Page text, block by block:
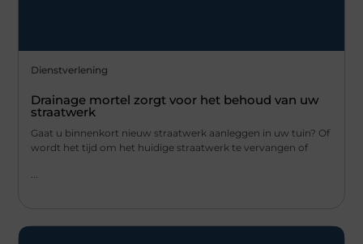
Dienstverlening
Drainage mortel zorgt voor het behoud van uw
straatwerk
Gaat u binnenkort nieuw straatwerk aanleggen in uw tuin? Of
wordt het tijd om het huidige straatwerk te vervangen of